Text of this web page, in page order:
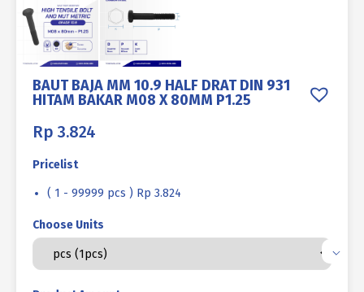
BAUT BAJA MM 10.9 HALF DRAT DIN 931
HITAM BAKAR M08 X 80MM P1.25
Rp 3.824
Pricelist
( 1 - 99999 pcs ) Rp 3.824
Choose Units